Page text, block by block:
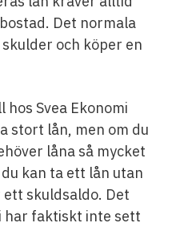
Det normala
och köper en
hos Svea Ekonomi
stort lån, men om du
låna så mycket
kan ta ett lån utan
skuldsaldo. Det
har faktiskt inte sett